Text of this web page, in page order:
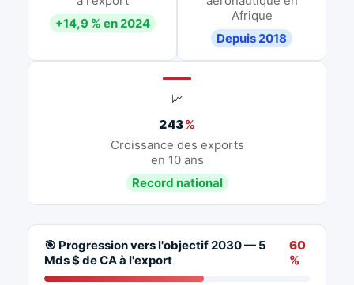
+14,9 % en 2024
Afrique
Depuis 2018
📈
243%
Croissance des exports
en 10 ans
Record national
🎯 Progression vers l'objectif 2030 — 5
Mds $ de CA à l'export
60
%